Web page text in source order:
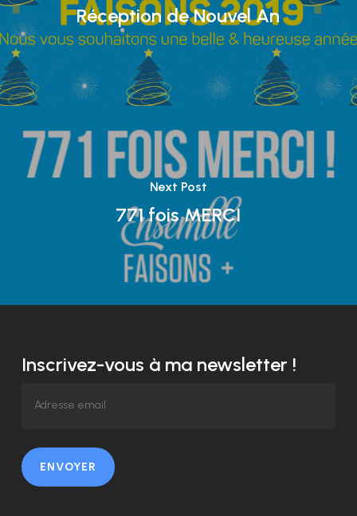
Réception de Nouvel An
Next Post
771 fois MERCI
Inscrivez-vous à ma newsletter !
ENVOYER